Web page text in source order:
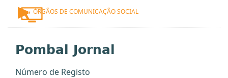
ÓRGÃOS DE COMUNICAÇÃO SOCIAL
Pombal Jornal
Número de Registo